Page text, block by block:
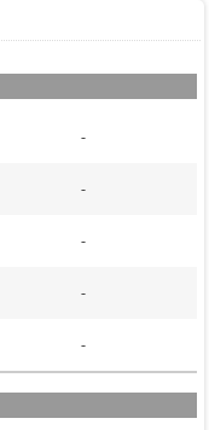
-
-
-
-
-